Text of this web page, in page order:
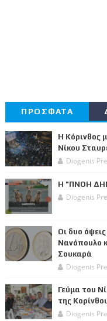
ΠΡΟΣΦΑΤΑ
Η Κόρινθος
Νίκου
Diogenis
Η "ΠΝΟΗ
Diogenis
Οι δυο
Νανόπουλο
Σουκαρά
Diogenis
Γεύμα του
της
Diogenis